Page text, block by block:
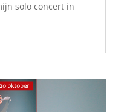
solo concert in